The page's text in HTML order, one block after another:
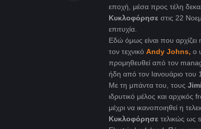
εποχή, μέσα προς τέλη
Κυκλοφόρησε στις 22
επιτυχία.
Εδώ όμως είναι που
τον τεχνικό Andy Johns, ο
προμηθευθεί από τον
ήδη από τον Ιανουάριο του
Με τη μπάντα του, τους
ιδρυτικό μέλος και
μέχρι να ικανοποιηθεί η
Kυκλοφόρησε τελικώς ως